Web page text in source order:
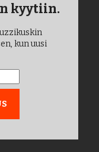
kyytiin.
kun uusi